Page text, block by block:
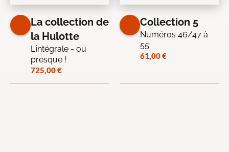
La collection de
la Hulotte
L'intégrale - ou
presque !
725,00€
Collection 5
Numéros 46/47 à
55
61,00€